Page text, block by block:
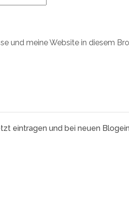
und meine Website in diesem
eintragen und bei neuen